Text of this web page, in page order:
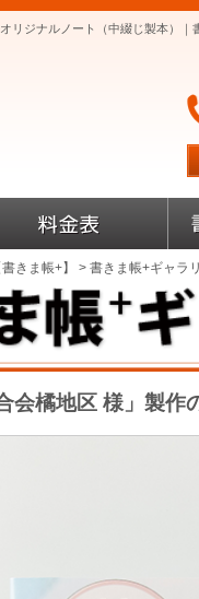
リジナルノート（中綴じ製本）
きま帳+】 > 書きま帳+ギャラ
会橘地区 様」製作